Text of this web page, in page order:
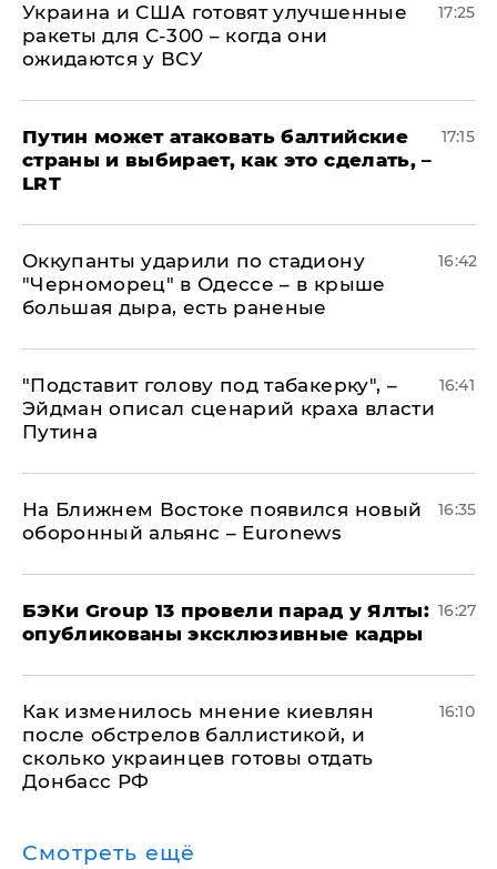
Украина и США готовят улучшенные
ракеты для С-300 – когда они
ожидаются у ВСУ
17:25
Путин может атаковать балтийские
страны и выбирает, как это сделать, –
LRT
17:15
Оккупанты ударили по стадиону
"Черноморец" в Одессе – в крыше
большая дыра, есть раненые
16:42
​"Подставит голову под табакерку", –
Эйдман описал сценарий краха власти
Путина
16:41
На Ближнем Востоке появился новый
оборонный альянс – Euronews
16:35
​БЭКи Group 13 провели парад у Ялты:
опубликованы эксклюзивные кадры
16:27
Как изменилось мнение киевлян
после обстрелов баллистикой, и
сколько украинцев готовы отдать
Донбасс РФ
16:10
Смотреть ещё